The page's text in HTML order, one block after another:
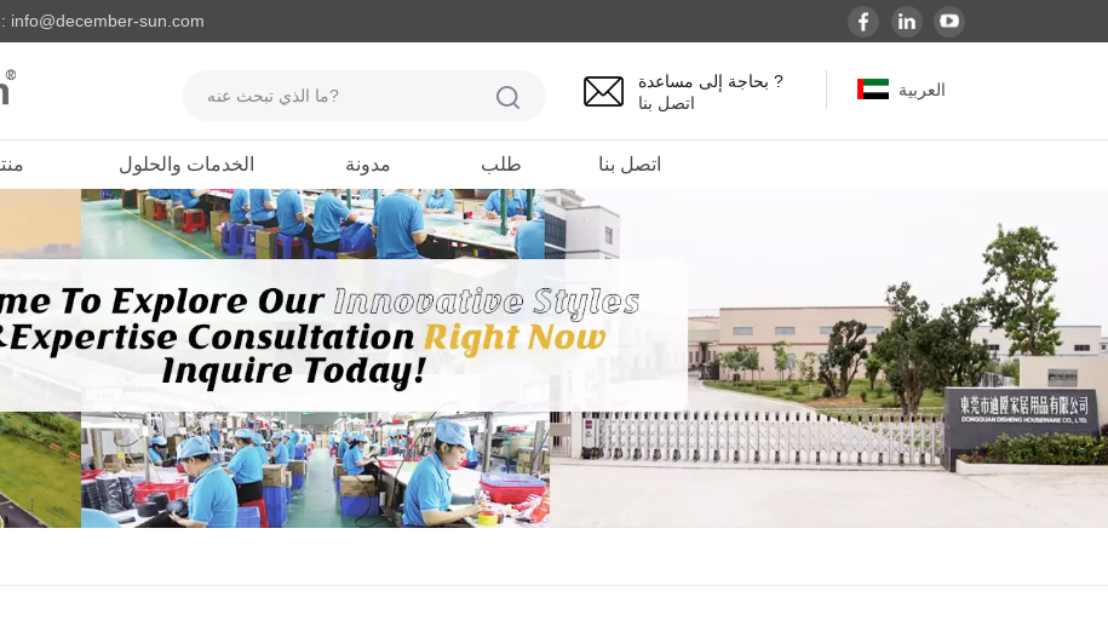
مايل لنا : info@december-sun.com
العربية
français
Deutsch
العربية
بحاجة إلى مساعدة ?
اتصل بنا
الخدمات والحلول مدونة طلب اتصل بنا